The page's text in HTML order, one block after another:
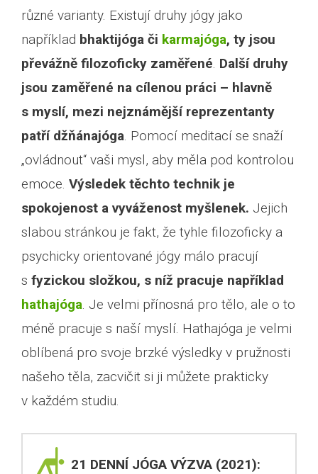
různé varianty. Existují druhy jógy jako
například bhaktijóga či karmajóga, ty jsou
převážně filozoficky zaměřené. Další druhy
jsou zaměřené na cílenou práci – hlavně
s myslí, mezi nejznámější reprezentanty
patří džňánajóga. Pomocí meditací se snaží
„ovládnout“ vaši mysl, aby měla pod kontrolou
emoce. Výsledek těchto technik je
spokojenost a vyváženost myšlenek. Jejich
slabou stránkou je fakt, že tyhle filozoficky a
psychicky orientované jógy málo pracují
s fyzickou složkou, s níž pracuje například
hathajóga. Je velmi přínosná pro tělo, ale o to
méně pracuje s naší myslí. Hathajóga je velmi
oblíbená pro svoje brzké výsledky v pružnosti
našeho těla, zacvičit si ji můžete prakticky
v každém studiu.
21 DENNÍ JÓGA VÝZVA (2021):